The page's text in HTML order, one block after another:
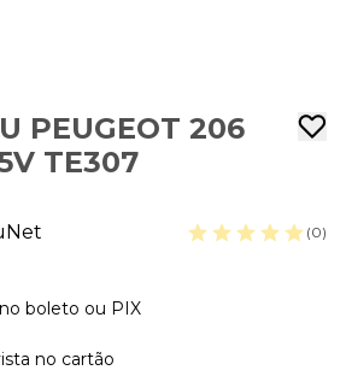
PEUGEOT 206
TE307
(0)
no boleto ou PIX
no cartão